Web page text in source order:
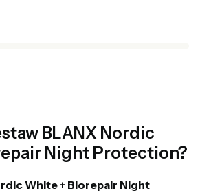
BLANX Nordic
Night Protection?
White + Biorepair Night